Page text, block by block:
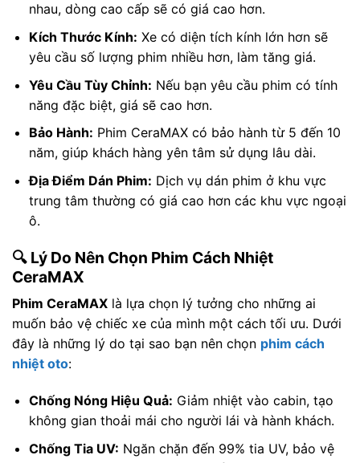
nhau, dòng cao cấp sẽ có giá cao hơn.
Kích Thước Kính: Xe có diện tích kính lớn hơn sẽ
yêu cầu số lượng phim nhiều hơn, làm tăng giá.
Yêu Cầu Tùy Chỉnh: Nếu bạn yêu cầu phim có tính
năng đặc biệt, giá sẽ cao hơn.
Bảo Hành: Phim CeraMAX có bảo hành từ 5 đến 10
năm, giúp khách hàng yên tâm sử dụng lâu dài.
Địa Điểm Dán Phim: Dịch vụ dán phim ở khu vực
trung tâm thường có giá cao hơn các khu vực ngoại
ô.
🔍 Lý Do Nên Chọn Phim Cách Nhiệt
CeraMAX
Phim CeraMAX là lựa chọn lý tưởng cho những ai
muốn bảo vệ chiếc xe của mình một cách tối ưu. Dưới
đây là những lý do tại sao bạn nên chọn phim cách
nhiệt oto:
Chống Nóng Hiệu Quả: Giảm nhiệt vào cabin, tạo
không gian thoải mái cho người lái và hành khách.
Chống Tia UV: Ngăn chặn đến 99% tia UV, bảo vệ